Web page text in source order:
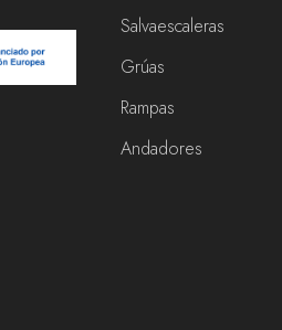
Salvaescaleras
Grúas
Rampas
Andadores